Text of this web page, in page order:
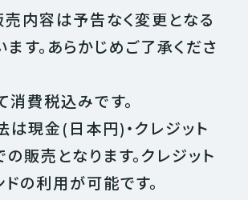
内容は予告なく変更となる
す。あらかじめご了承くださ
費税込みです。
現金(日本円)・クレジット
販売となります。クレジット
の利用が可能です。